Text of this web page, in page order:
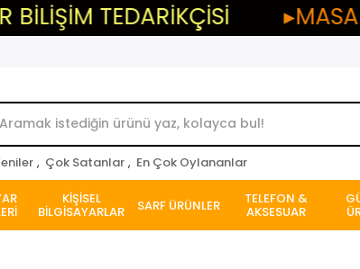
TEDARİKÇİSİ ▸MASAÜSTÜ
, Çok Satanlar , En Çok Oylananlar
KİŞİSEL
BİLGİSAYARLAR SARF ÜRÜNLER TELEFON &
AKSESUAR